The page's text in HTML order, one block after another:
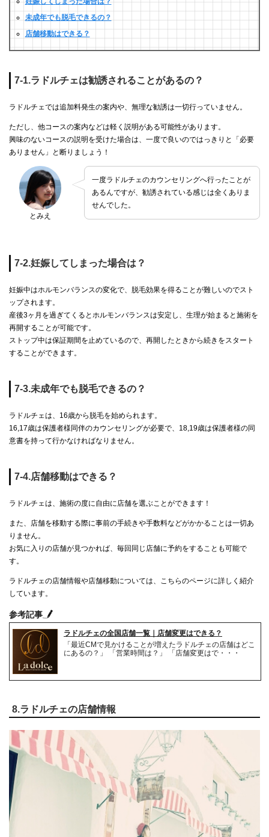
未成年でも脱毛できるの？
店舗移動はできる？
7-1.ラドルチェは勧誘されることがあるの？
ラドルチェでは追加料発生の案内や、無理な勧誘は一切行っていません。
ただし、他コースの案内などは軽く説明がある可能性があります。
興味のないコースの説明を受けた場合は、一度で良いのではっきりと「必要
ありません」と断りましょう！
とみえ
一度ラドルチェのカウンセリングへ行ったことが
あるんですが、勧誘されている感じは全くありま
せんでした。
7-2.妊娠してしまった場合は？
妊娠中はホルモンバランスの変化で、脱毛効果を得ることが難しいのでスト
ップされます。
産後3ヶ月を過ぎてくるとホルモンバランスは安定し、生理が始まると施術を
再開することが可能です。
ストップ中は保証期間を止めているので、再開したときから続きをスタート
することができます。
7-3.未成年でも脱毛できるの？
ラドルチェは、16歳から脱毛を始められます。
16,17歳は保護者様同伴のカウンセリングが必要で、18,19歳は保護者様の同
意書を持って行かなければなりません。
7-4.店舗移動はできる？
ラドルチェは、施術の度に自由に店舗を選ぶことができます！
また、店舗を移動する際に事前の手続きや手数料などがかかることは一切あ
りません。
お気に入りの店舗が見つかれば、毎回同じ店舗に予約をすることも可能で
す。
ラドルチェの店舗情報や店舗移動については、こちらのページに詳しく紹介
しています。
参考記事
ラドルチェの全国店舗一覧｜店舗変更はできる？
「最近CMで見かけることが増えたラドルチェの店舗はどこ
にあるの？」 「営業時間は？」 「店舗変更はで・・・
8.ラドルチェの店舗情報